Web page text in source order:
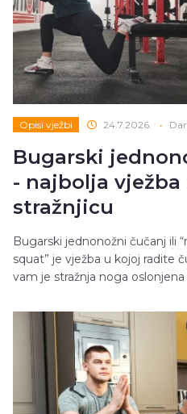
Opisi vježbi 24.7.2026. •
Bugarski
- najbolja vježba
stražnjicu
Bugarski jednonožni čučanj ili
squat” je vježba u kojoj radite
vam je stražnja noga